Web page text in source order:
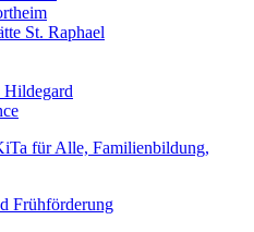
St. Raphael
Hildegard
für Alle, Familienbildung,
Frühförderung